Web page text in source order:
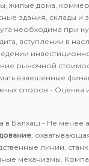
жилые дома,
здания, склады и
необходима при
вступлении в
рыночной
взвешенные
споров - Оценка
в Балхаш - Не менее
,
линии,
механизмы.